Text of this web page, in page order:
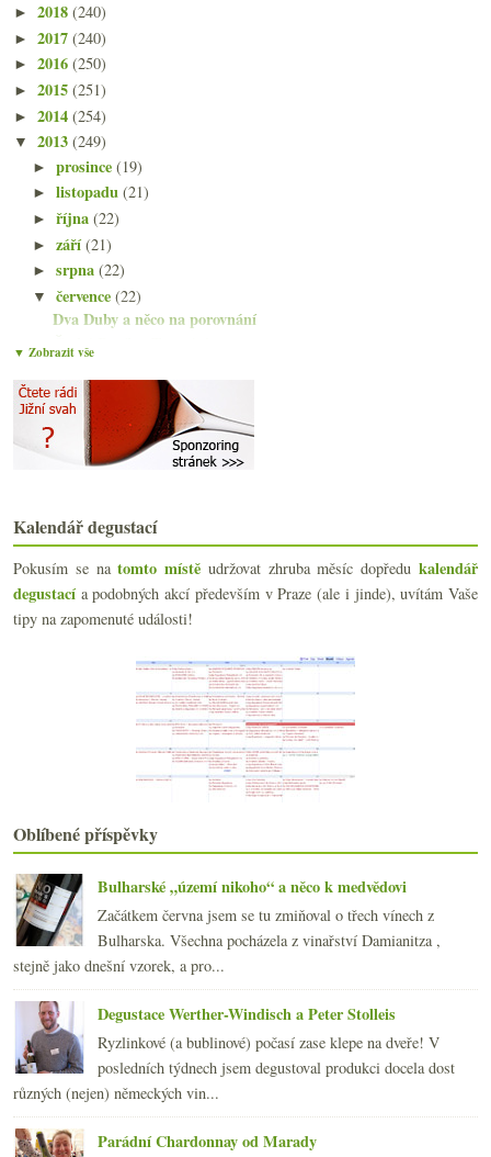
► 2018 (240)
► 2017 (240)
► 2016 (250)
► 2015 (251)
► 2014 (254)
▼ 2013 (249)
►prosince(19)
►listopadu(21)
►října(22)
►září(21)
►srpna(22)
▼července(22)
Dva Duby a něco na porovnání
Český Pepík z Tasmánie
Burgundská viniční pohroma a zatopený sklep
Modřanský viniční košt
Chablis od Drouhina a rezervní VDB od Nejedlíka
Hendrick’s a ti další aneb gin je bezva pití
Sudovková „pálava“ aneb víte co pijete?
Základní Burgundsko, levná šťavnatá Sicílie a fajn...
Víkend s petrolejem
Čtení na léto – Jak mít rád víno Erica Asimova
Dvě vinařství z Jury u Fajnšmekra
Tokajský Furmint & výtečný alsaský Riesling
Od pár lahví z lesa
Frankovka od Korába a Zweigelt Jakuba Nováka
Champagne Krug část I. – O co vlastně jde
Klasické Beaujolais v moderním hávu
června(17)
►května
►dubna(21)
►března(21)
►února(20)
►ledna(22)
2012(254)
►2011(252)
►2010(249)
► 2009 (249)
2008
►2007(108)
▼ Zobrazit vše
Kalendář degustací
Pokusím se natomto místě udržovat zhruba měsíc dopředukalendář
degustacía podobných akcí především v Praze (ale i jinde), uvítám Vaše
tipy na zapomenuté události!
Oblíbené příspěvky
Bulharské „území nikoho“ a něco k medvědovi
Začátkem června jsem se tu zmiňoval o třech vínech z
Bulharska. Všechna pocházela z vinařství Damianitza ,
stejně jako dnešní vzorek, a pro...
Degustace Werther-Windisch a Peter Stolleis
Ryzlinkové (a bublinové) počasí zase klepe na dveře! V
posledních týdnech jsem degustoval produkci docela dost
různých (nejen) německých vin...
Parádní Chardonnay od Marady